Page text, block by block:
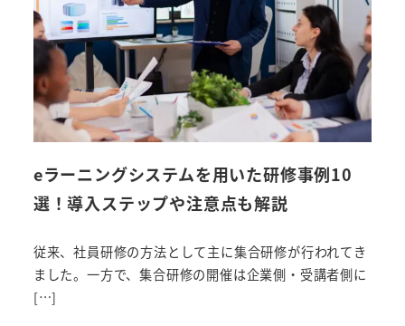
eラーニングシステムを用いた研修事例10
選！導入ステップや注意点も解説
従来、社員研修の方法として主に集合研修が行われてき
ました。一方で、集合研修の開催は企業側・受講者側に
[…]